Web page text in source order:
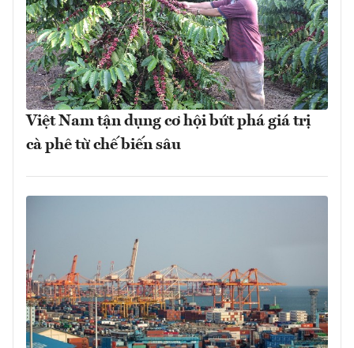
Việt Nam tận dụng cơ hội bứt phá giá trị
cà phê từ chế biến sâu